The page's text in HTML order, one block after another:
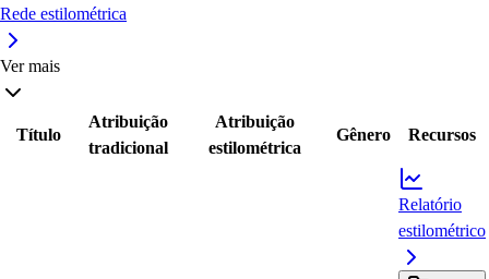
Rede estilométrica
Ver mais
Título
Atribuição
tradicional
Atribuição
estilométrica
Gênero Recursos
Relatório
estilométrico